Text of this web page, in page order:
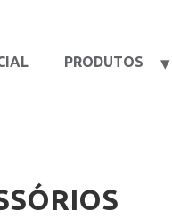
PRODUTOS